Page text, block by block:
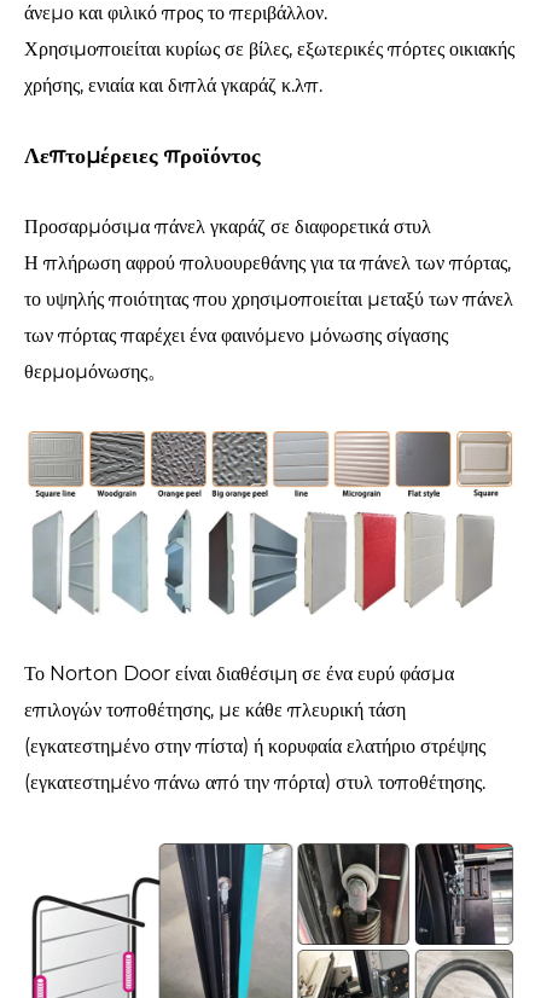
άνεμο και φιλικό προς το περιβάλλον.
Χρησιμοποιείται κυρίως σε βίλες, εξωτερικές πόρτες οικιακής
χρήσης, ενιαία και διπλά γκαράζ κ.λπ.
Λεπτομέρειες προϊόντος
Προσαρμόσιμα πάνελ γκαράζ σε διαφορετικά στυλ
Η πλήρωση αφρού πολυουρεθάνης για τα πάνελ των πόρτας,
το υψηλής ποιότητας που χρησιμοποιείται μεταξύ των πάνελ
των πόρτας παρέχει ένα φαινόμενο μόνωσης σίγασης
θερμομόνωσης。
Το Norton Door είναι διαθέσιμη σε ένα ευρύ φάσμα
επιλογών τοποθέτησης, με κάθε πλευρική τάση
(εγκατεστημένο στην πίστα) ή κορυφαία ελατήριο στρέψης
(εγκατεστημένο πάνω από την πόρτα) στυλ τοποθέτησης.